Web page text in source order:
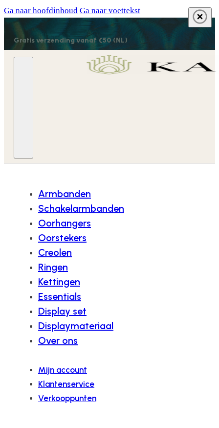
Ga naar hoofdinhoud Ga naar voettekst
Gratis verzending vanaf €50 (NL)
Armbanden
Schakelarmbanden
Oorhangers
Oorstekers
Creolen
Ringen
Kettingen
Essentials
Display set
Displaymateriaal
Over ons
Mijn account
Klantenservice
Verkooppunten